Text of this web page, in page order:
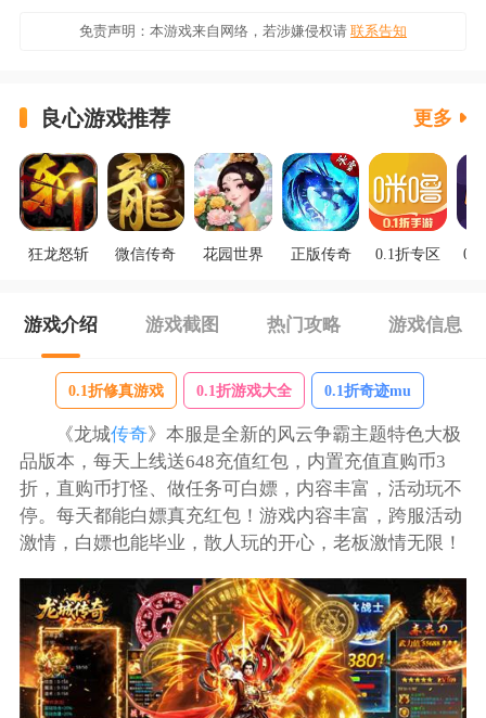
免责声明：本游戏来自网络，若涉嫌侵权请 联系告知
良心游戏推荐 更多
狂龙怒斩 微信传奇 花园世界 正版传奇 0.1折专区
游戏介绍 游戏截图 热门攻略 游戏信息
0.1折修真游戏 0.1折游戏大全 0.1折奇迹mu
《龙城传奇》本服是全新的风云争霸主题特色大极
品版本，每天上线送648充值红包，内置充值直购币3
折，直购币打怪、做任务可白嫖，内容丰富，活动玩不
停。每天都能白嫖真充红包！游戏内容丰富，跨服活动
激情，白嫖也能毕业，散人玩的开心，老板激情无限！